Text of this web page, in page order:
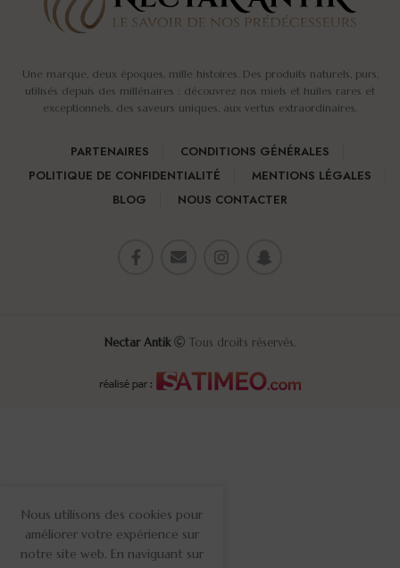
Une marque, deux époques, mille histoires. Des produits naturels, purs,
utilisés depuis des millénaires : découvrez nos miels et huiles rares et
exceptionnels, des saveurs uniques, aux vertus extraordinaires.
PARTENAIRES
CONDITIONS GÉNÉRALES
POLITIQUE DE CONFIDENTIALITÉ
MENTIONS LÉGALES
BLOG
NOUS CONTACTER
Nectar Antik Tous droits réservés.
Nous utilisons des cookies pour
améliorer votre expérience sur
notre site web. En naviguant sur